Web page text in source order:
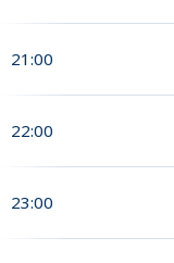
21:00
22:00
23:00